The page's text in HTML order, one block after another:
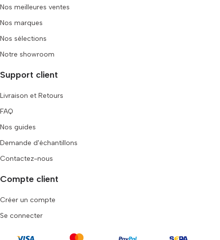
Nos meilleures ventes
Nos marques
Nos sélections
Notre showroom
Support client
Livraison et Retours
FAQ
Nos guides
Demande d'échantillons
Contactez-nous
Compte client
Créer un compte
Se connecter